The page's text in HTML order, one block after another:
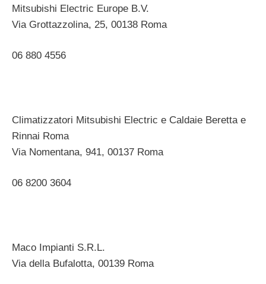
Mitsubishi Electric Europe B.V.
Via Grottazzolina, 25, 00138 Roma ‎
06 880 4556 ‎
Climatizzatori Mitsubishi Electric e Caldaie Beretta e
Rinnai Roma
Via Nomentana, 941, 00137 Roma ‎
06 8200 3604 ‎
Maco Impianti S.R.L.
Via della Bufalotta, 00139 Roma ‎